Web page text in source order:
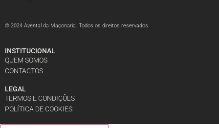
© 2024 Avental da Maçonaria. Todos os direitos reservados
INSTITUCIONAL
QUEM SOMOS
CONTACTOS
LEGAL
TERMOS E CONDIÇÕES
POLÍTICA DE COOKIES